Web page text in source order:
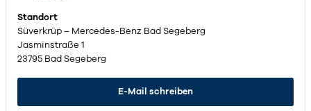
Standort
Süverkrüp – Mercedes-Benz Bad Segeberg
Jasminstraße 1
23795 Bad Segeberg
E-Mail schreiben